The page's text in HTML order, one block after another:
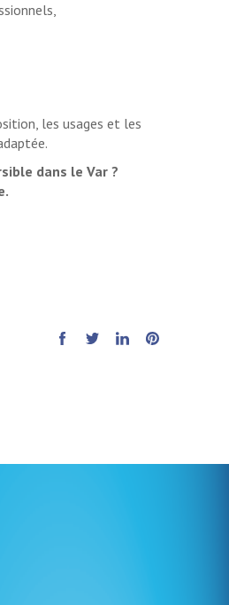
les usages et les
dans le Var ?